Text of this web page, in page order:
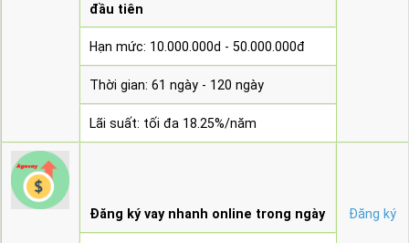
đầu tiên
Hạn mức: 10.000.000d - 50.000.000đ
Thời gian: 61 ngày - 120 ngày
Lãi suất: tối đa 18.25%/năm
Đăng ký vay nhanh online trong ngày Đăng ký